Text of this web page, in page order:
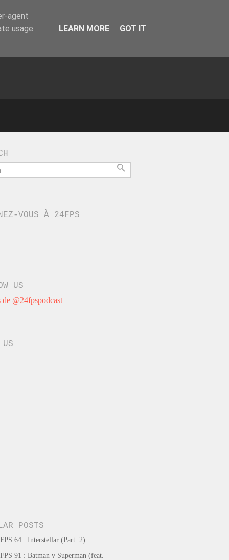
VOUS À 24FPS
US
de @24fpspodcast
POSTS
64 : Interstellar (Part. 2)
91 : Batman v Superman (feat.
agent
usage
LEARN MORE GOT IT